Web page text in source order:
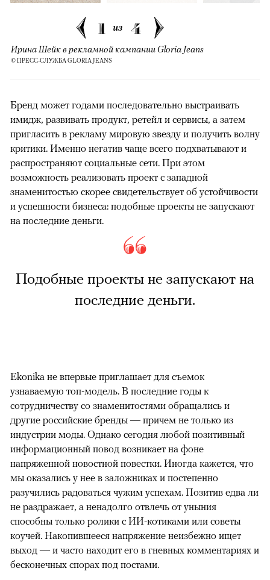
1 из 4
Ирина Шейк в рекламной кампании Gloria Jeans
© ПРЕСС-СЛУЖБА GLORIA JEANS
Бренд может годами последовательно выстраивать
имидж, развивать продукт, ретейл и сервисы, а затем
пригласить в рекламу мировую звезду и получить волну
критики. Именно негатив чаще всего подхватывают и
распространяют социальные сети. При этом
возможность реализовать проект с западной
знаменитостью скорее свидетельствует об устойчивости
и успешности бизнеса: подобные проекты не запускают
на последние деньги.
Подобные проекты не запускают на
последние деньги.
Ekonika не впервые приглашает для съемок
узнаваемую топ-модель. В последние годы к
сотрудничеству со знаменитостями обращались и
другие российские бренды — причем не только из
индустрии моды. Однако сегодня любой позитивный
информационный повод возникает на фоне
напряженной новостной повестки. Иногда кажется, что
мы оказались у нее в заложниках и постепенно
разучились радоваться чужим успехам. Позитив едва ли
не раздражает, а ненадолго отвлечь от уныния
способны только ролики с ИИ-котиками или советы
коучей. Накопившееся напряжение неизбежно ищет
выход — и часто находит его в гневных комментариях и
бесконечных спорах под постами.